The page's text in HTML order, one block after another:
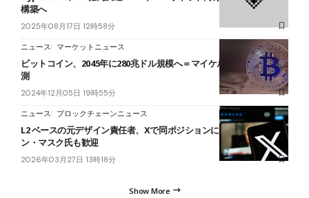
構築へ
2025年08月17日 12時58分
ニュース マーケットニュース
ビットコイン、2045年に280兆ドル規模へ＝マイケル・セイラー氏予
測
2024年12月05日 19時55分
ニュース ブロックチェーンニュース
L2 ベースの元デザイン責任者、Xで同ポジションに就任──イーロ
ン・マスク氏も歓迎
2026年03月27日 13時18分
Show More